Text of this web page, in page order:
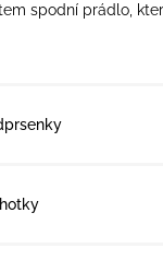
spodní prádlo,